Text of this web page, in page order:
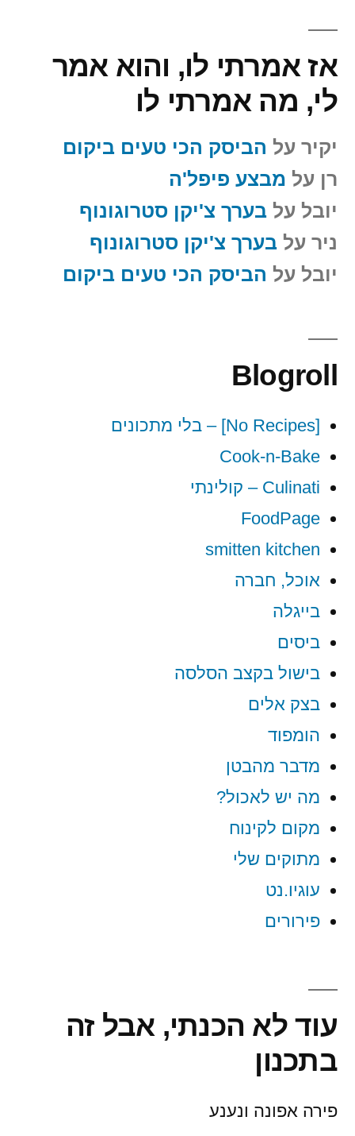
אז אמרתי לו, והוא אמר
לי, מה אמרתי לו
יקיר על הביסק הכי טעים ביקום
רן על מבצע פיפל'ה
יובל על בערך צ'יקן סטרוגונוף
ניר על בערך צ'יקן סטרוגונוף
יובל על הביסק הכי טעים ביקום
Blogroll
[No Recipes] – בלי מתכונים
Cook-n-Bake
Culinati – קולינתי
FoodPage
smitten kitchen
אוכל, חברה
בייגלה
ביסים
בישול בקצב הסלסה
בצק אלים
הומפוד
מדבר מהבטן
מה יש לאכול?
מקום לקינוח
מתוקים שלי
עוגיו.נט
פירורים
עוד לא הכנתי, אבל זה
בתכנון
פירה אפונה ונענע